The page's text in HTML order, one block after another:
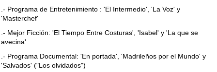
.- Programa de Entretenimiento : 'El Intermedio', 'La Voz' y
'Masterchef'
.- Mejor Ficción: 'El Tiempo Entre Costuras', 'Isabel' y 'La que se
avecina'
.- Programa Documental: 'En portada', 'Madrileños por el Mundo' y
'Salvados' ("Los olvidados")